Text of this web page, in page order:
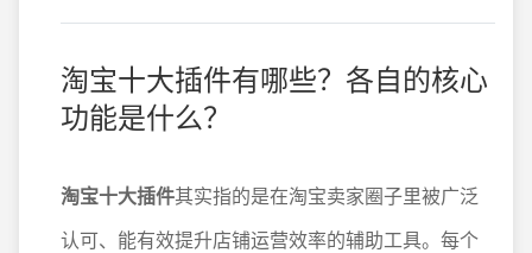
淘宝十大插件有哪些？各自的核心
功能是什么？
淘宝十大插件其实指的是在淘宝卖家圈子里被广泛
认可、能有效提升店铺运营效率的辅助工具。每个